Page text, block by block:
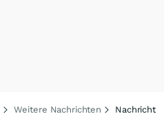
Weitere Nachrichten Nachricht